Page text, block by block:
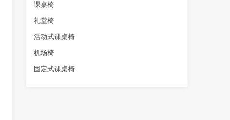
课桌椅
礼堂椅
活动式课桌椅
机场椅
固定式课桌椅